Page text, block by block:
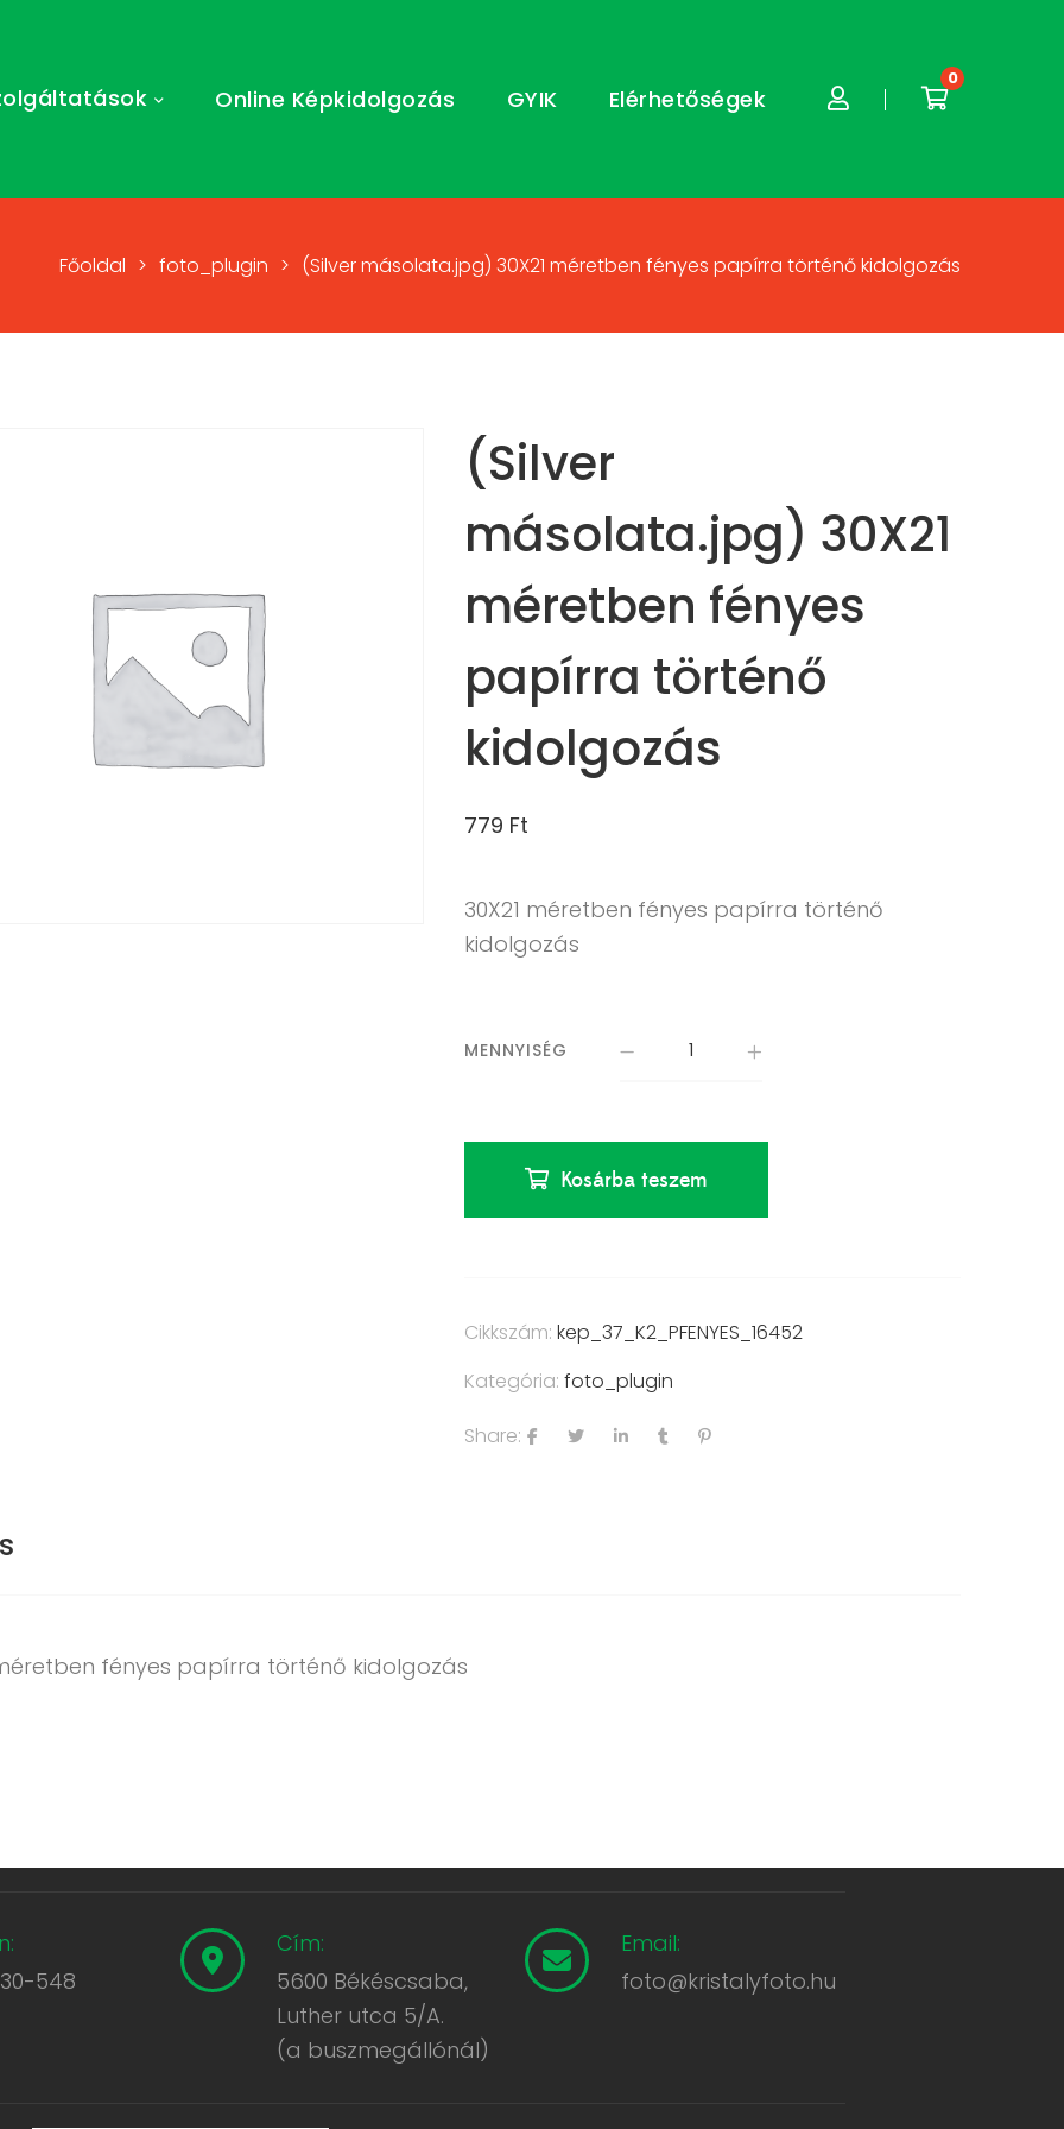
Online Képkidolgozás GYIK Elérhetőségek
0
Főoldal > foto_plugin > (Silver másolata.jpg) 30X21 méretben fényes papírra történő kidolgozás
(Silver
másolata.jpg) 30X21
méretben fényes
papírra történő
kidolgozás
779 Ft
30X21 méretben fényes papírra történő
kidolgozás
MENNYISÉG
Kosárba teszem
Cikkszám:kep_37_K2_PFENYES_16452
Kategória:foto_plugin
Share:
fényes papírra történő kidolgozás
548
Cím:
5600 Békéscsaba,
Luther utca 5/A.
(a buszmegállónál)
Email:
foto@kristalyfoto.hu